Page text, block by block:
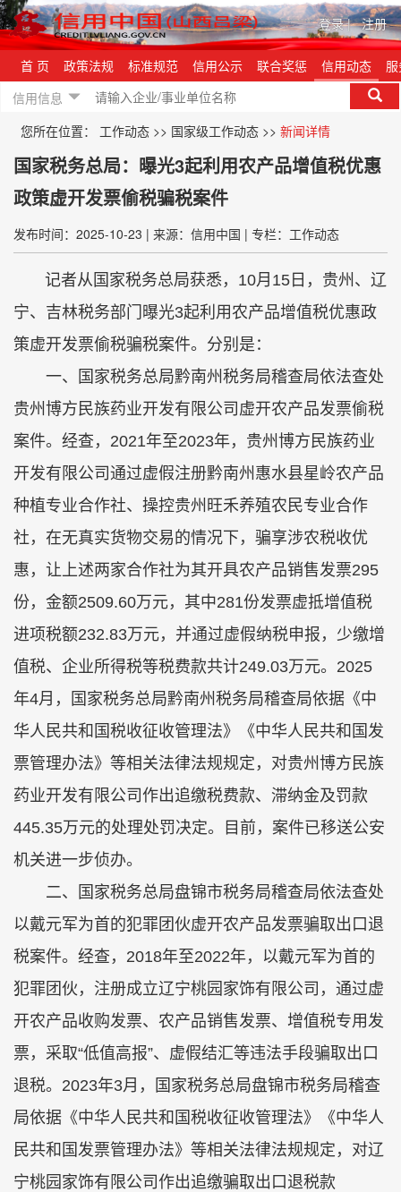
登录| 注册
首 页 政策法规 标准规范 信用公示 联合奖惩 信用动态
信用信息
您所在位置： 工作动态 >> 国家级工作动态 >> 新闻详情
国家税务总局：曝光3起利用农产品增值税优惠
政策虚开发票偷税骗税案件
发布时间：2025-10-23 | 来源：信用中国 | 专栏：工作动态
记者从国家税务总局获悉，10月15日，贵州、辽
宁、吉林税务部门曝光3起利用农产品增值税优惠政
策虚开发票偷税骗税案件。分别是：
一、国家税务总局黔南州税务局稽查局依法查处
贵州博方民族药业开发有限公司虚开农产品发票偷税
案件。经查，2021年至2023年，贵州博方民族药业
开发有限公司通过虚假注册黔南州惠水县星岭农产品
种植专业合作社、操控贵州旺禾养殖农民专业合作
社，在无真实货物交易的情况下，骗享涉农税收优
惠，让上述两家合作社为其开具农产品销售发票295
份，金额2509.60万元，其中281份发票虚抵增值税
进项税额232.83万元，并通过虚假纳税申报，少缴增
值税、企业所得税等税费款共计249.03万元。2025
年4月，国家税务总局黔南州税务局稽查局依据《中
华人民共和国税收征收管理法》《中华人民共和国发
票管理办法》等相关法律法规规定，对贵州博方民族
药业开发有限公司作出追缴税费款、滞纳金及罚款
445.35万元的处理处罚决定。目前，案件已移送公安
机关进一步侦办。
二、国家税务总局盘锦市税务局稽查局依法查处
以戴元军为首的犯罪团伙虚开农产品发票骗取出口退
税案件。经查，2018年至2022年，以戴元军为首的
犯罪团伙，注册成立辽宁桃园家饰有限公司，通过虚
开农产品收购发票、农产品销售发票、增值税专用发
票，采取“低值高报”、虚假结汇等违法手段骗取出口
退税。2023年3月，国家税务总局盘锦市税务局稽查
局依据《中华人民共和国税收征收管理法》《中华人
民共和国发票管理办法》等相关法律法规规定，对辽
宁桃园家饰有限公司作出追缴骗取出口退税款